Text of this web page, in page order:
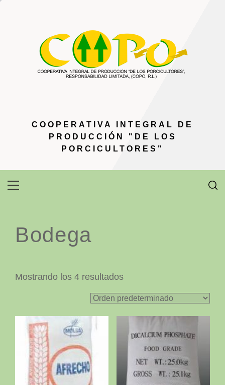
COOPERATIVA INTEGRAL DE
PRODUCCIÓN "DE LOS
PORCICULTORES"
Menú
Bodega
Mostrando los 4 resultados